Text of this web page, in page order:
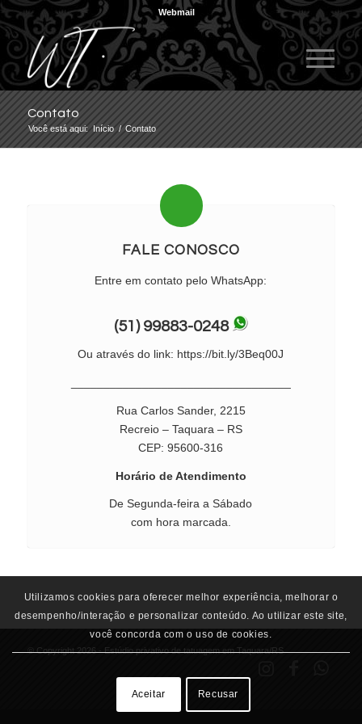
Webmail
Contato
Você está aqui: Início / Contato
FALE CONOSCO
Entre em contato pelo WhatsApp:
(51) 99883-0248
Ou através do link: https://bit.ly/3Beq00J
Rua Carlos Sander, 2215
Recreio – Taquara – RS
CEP: 95600-316
Horário de Atendimento
De Segunda-feira a Sábado
com hora marcada.
© Copyright 2026 - Estúdio privativo de tatuagem em Taquara/RS
Utilizamos cookies para oferecer melhor experiência, melhorar o
desempenho/interação e personalizar conteúdo. Ao utilizar este site,
você concorda com o uso de cookies.
Aceitar Recusar